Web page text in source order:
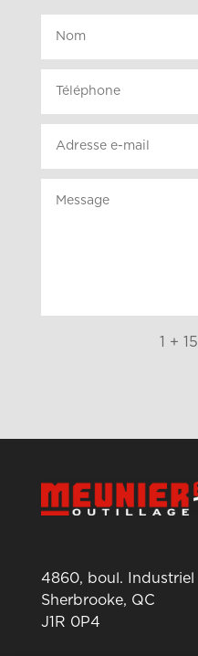
1 + 15
4860, boul. Industriel
Sherbrooke, QC
J1R 0P4